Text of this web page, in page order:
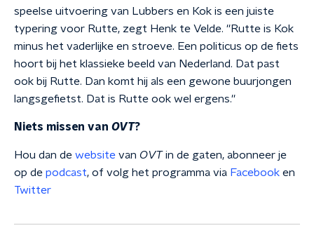
speelse uitvoering van Lubbers en Kok is een juiste
typering voor Rutte, zegt Henk te Velde. ''Rutte is Kok
minus het vaderlijke en stroeve. Een politicus op de fiets
hoort bij het klassieke beeld van Nederland. Dat past
ook bij Rutte. Dan komt hij als een gewone buurjongen
langsgefietst. Dat is Rutte ook wel ergens.''
Niets missen van OVT?
Hou dan de website van OVTin de gaten, abonneer je
op de podcast, of volg het programma via Facebook en
Twitter